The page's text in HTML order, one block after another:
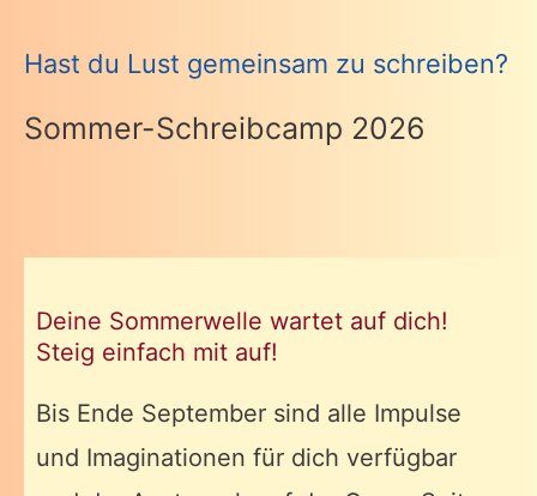
Hast du Lust gemeinsam zu schreiben?
Sommer-Schreibcamp 2026
Deine Sommerwelle wartet auf dich!
Steig einfach mit auf!
Bis Ende September sind alle Impulse
und Imaginationen für dich verfügbar